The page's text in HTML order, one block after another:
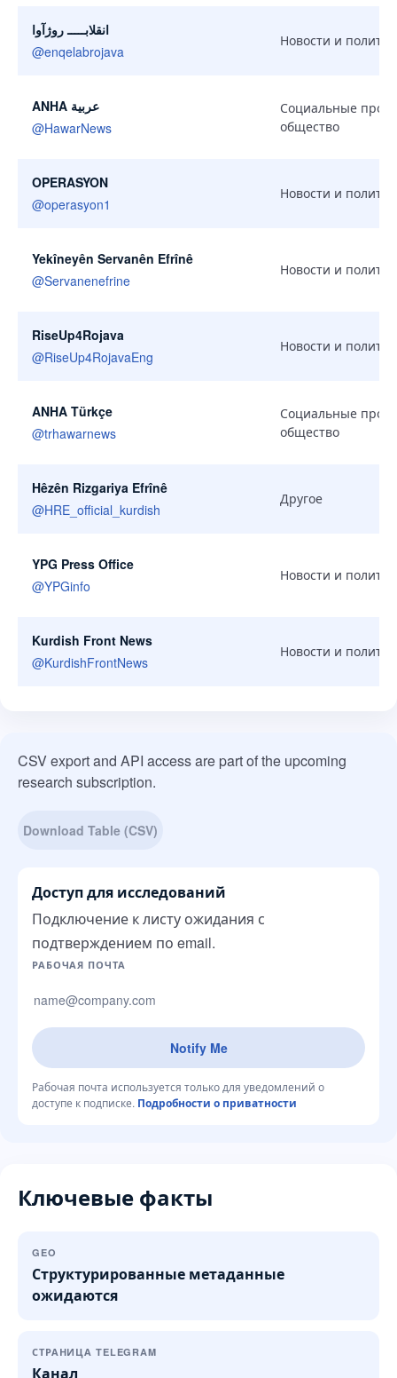
انقلابـــــ روژآوا
@enqelabrojava
Новости и
ANHA عربية
@HawarNews
Социальные
общество
OPERASYON
@operasyon1
Новости и
Yekîneyên Servanên Efrînê
@Servanenefrine
Новости и
RiseUp4Rojava
@RiseUp4RojavaEng
Новости и
ANHA Türkçe
@trhawarnews
Социальные
общество
Hêzên Rizgariya Efrînê
@HRE_official_kurdish
Другое
YPG Press Office
@YPGinfo
Новости и
Kurdish Front News
@KurdishFrontNews
Новости и
CSV export and API access are part of the upcoming
research subscription.
Download Table (CSV)
Доступ для исследований
Подключение к листу ожидания с
подтверждением по email.
Сайт компании
РАБОЧАЯ ПОЧТА
Notify Me
Рабочая почта используется только для уведомлений о
доступе к подписке. Подробности о приватности
Ключевые факты
GEO
Структурированные метаданные
ожидаются
СТРАНИЦА TELEGRAM
Канал